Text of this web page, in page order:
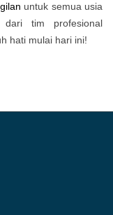
untuk semua usia
tim profesional
hati mulai hari ini!